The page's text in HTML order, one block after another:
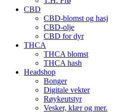
CBD
CBD-blomst og hasj
CBD-olje
CBD for dyr
THCA
THCA blomst
THCA hash
Headshop
Bonger
Digitale vekter
Røykeutstyr
Vesker, klær og mer.